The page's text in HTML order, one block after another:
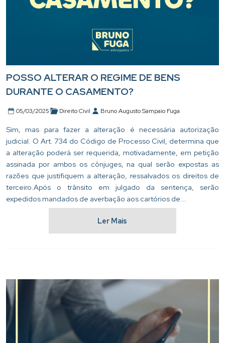
POSSO ALTERAR O REGIME DE BENS
DURANTE O CASAMENTO?
05/03/2025 Direito Civil Bruno Augusto Sampaio Fuga
Sim, mas para fazer a alteração é necessária autorização
judicial. O Art. 734 do Código de Processo Civil, determina que
a alteração poderá ser requerida, motivadamente, em petição
assinada por ambos os cônjuges, na qual serão expostas as
razões que justifiquem a alteração, ressalvados os direitos de
terceiro.Após o trânsito em julgado da sentença, serão
expedidos mandados de averbação aos cartórios de...
Ler Mais